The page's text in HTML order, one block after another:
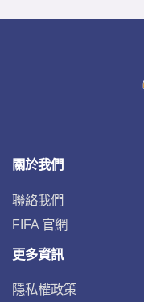
關於我們
聯絡我們
FIFA 官網
更多資訊
隱私權政策